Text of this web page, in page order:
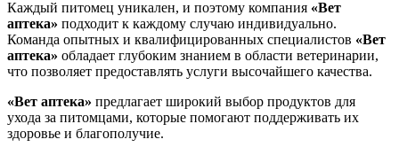
Каждый питомец уникален, и поэтому компания «Вет
аптека» подходит к каждому случаю индивидуально.
Команда опытных и квалифицированных специалистов «Вет
аптека» обладает глубоким знанием в области ветеринарии,
что позволяет предоставлять услуги высочайшего качества.
«Вет аптека» предлагает широкий выбор продуктов для
ухода за питомцами, которые помогают поддерживать их
здоровье и благополучие.